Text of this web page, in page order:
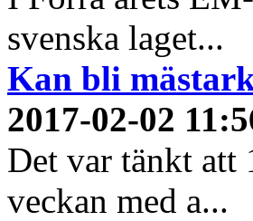
svenska laget...
Kan bli
2017-02-02
Det var tänkt att
veckan med a...